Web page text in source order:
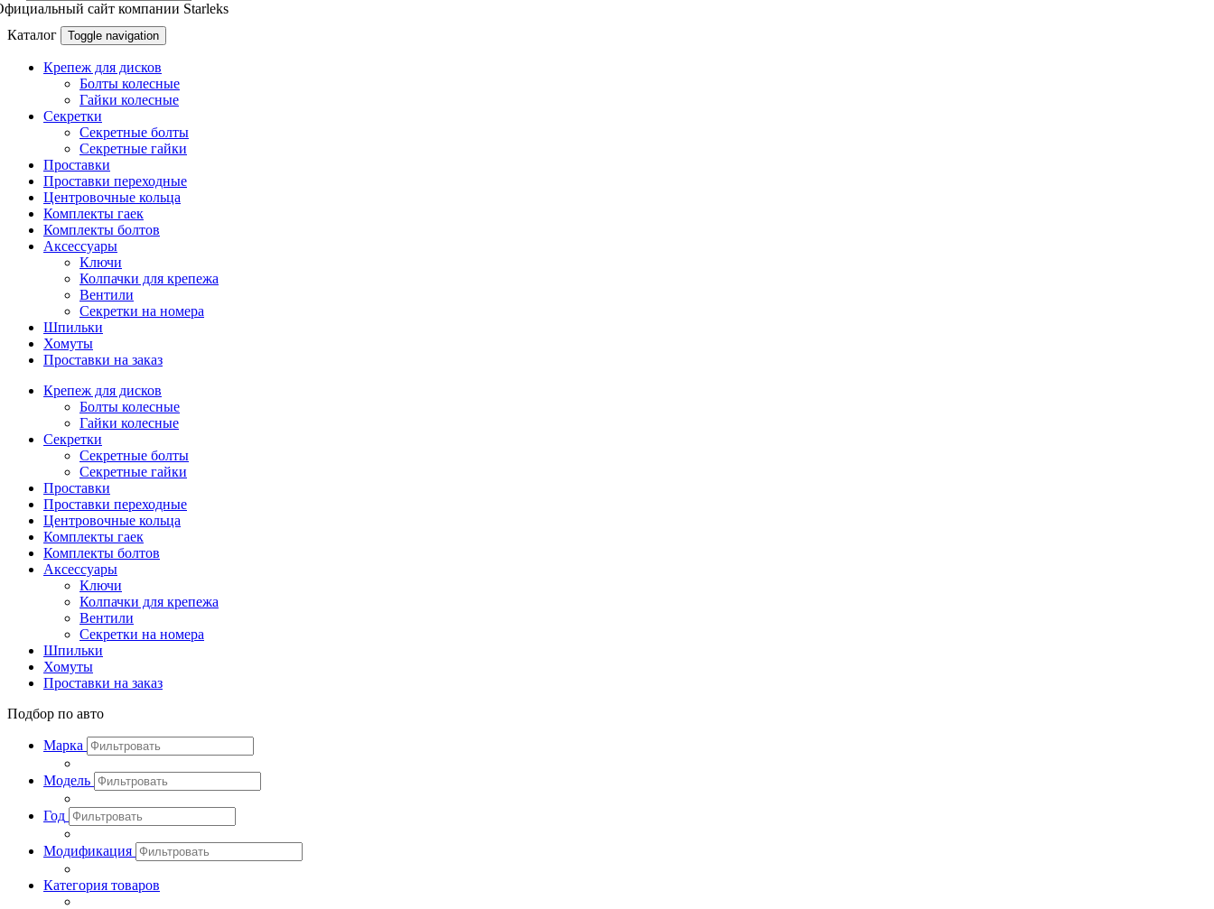
сайт компании Starleks
Каталог
Toggle navigation
Крепеж для дисков
Болты колесные
Гайки колесные
Секретки
Секретные болты
Секретные гайки
Проставки
Проставки переходные
Центровочные кольца
Комплекты гаек
Комплекты болтов
Аксессуары
Ключи
Колпачки для крепежа
Вентили
Секретки на номера
Шпильки
Хомуты
Проставки на заказ
Крепеж для дисков
Болты колесные
Гайки колесные
Секретки
Секретные болты
Секретные гайки
Проставки
Проставки переходные
Центровочные кольца
Комплекты гаек
Комплекты болтов
Аксессуары
Ключи
Колпачки для крепежа
Вентили
Секретки на номера
Шпильки
Хомуты
Проставки на заказ
Подбор по авто
Марка
Модель
Год
Модификация
Категория товаров